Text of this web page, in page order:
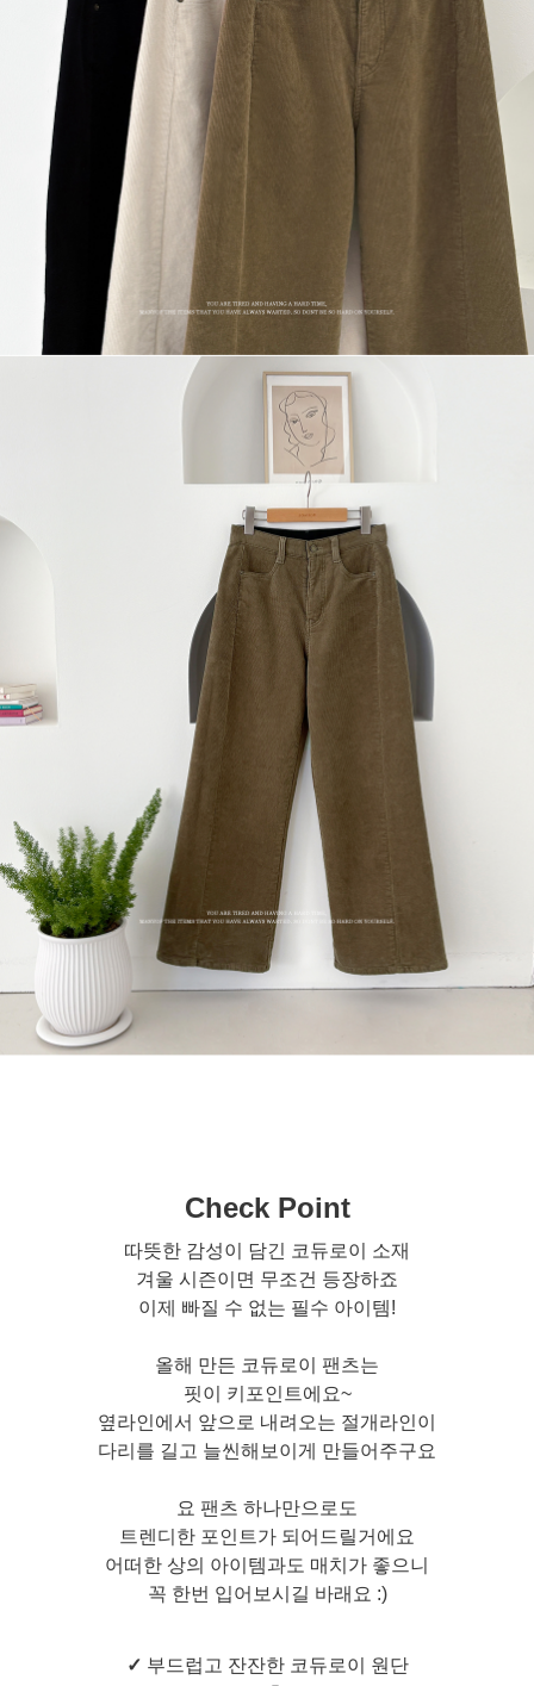
Check Point
따뜻한 감성이 담긴 코듀로이 소재
겨울 시즌이면 무조건 등장하죠
이제 빠질 수 없는 필수 아이템!
올해 만든 코듀로이 팬츠는
핏이 키포인트에요~
옆라인에서 앞으로 내려오는 절개라인이
다리를 길고 늘씬해보이게 만들어주구요
요 팬츠 하나만으로도
트렌디한 포인트가 되어드릴거에요
어떠한 상의 아이템과도 매치가 좋으니
꼭 한번 입어보시길 바래요 :)
✓ 부드럽고 잔잔한 코듀로이 원단